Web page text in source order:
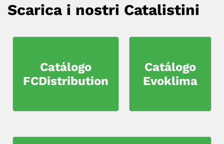
Scarica i nostri Catalistini
Catálogo
FCDistribution
Catálogo
Evoklima